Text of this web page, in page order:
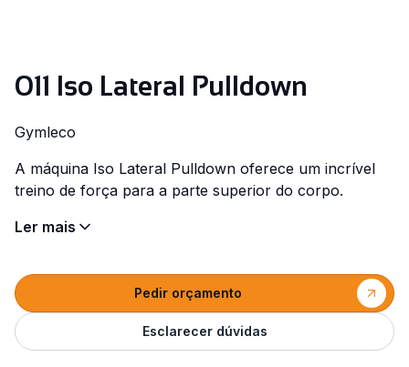
011 Iso Lateral Pulldown
Gymleco
A máquina Iso Lateral Pulldown oferece um incrível
treino de força para a parte superior do corpo.
Ler mais
Pedir orçamento
Esclarecer dúvidas